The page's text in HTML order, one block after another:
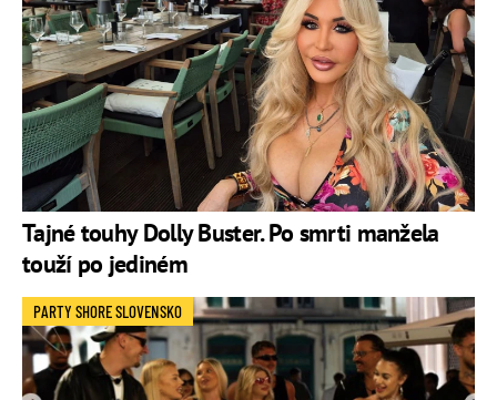
Tajné touhy Dolly Buster. Po smrti manžela
touží po jediném
PARTY SHORE SLOVENSKO